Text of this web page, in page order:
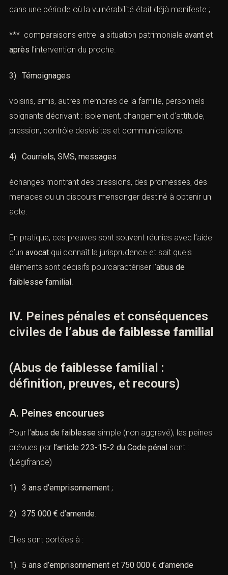
dans une période où la vulnérabilité était déjà manifeste ;
*** comparaisons entre la situation patrimoniale avant et
après l’intervention du proche.
3). Témoignages
voisins, amis, autres membres de la famille, personnels
soignants décrivant : isolement, changement d’attitude,
pression, contrôle desvisites et communications.
4). Courriels, SMS, messages
échanges montrant des pressions, des promesses, des
menaces ou un discours mensonger destiné à obtenir un
acte.
En pratique, ces preuves sont souvent réunies avec l’aide
d’un avocat qui connaît la jurisprudence et sait quels
éléments sont décisifs pourcaractériser l’abus de
faiblesse familial.
IV. Peines pénales et conséquences
civiles de l’abus de faiblesse familial
(Abus de faiblesse familial :
définition, preuves, et recours)
A. Peines encourues
Pour l’abus de faiblesse simple (non aggravé), les peines
prévues par l’article 223-15-2 du Code pénal sont :
(Légifrance)
1). 3 ans d’emprisonnement ;
2). 375 000 € d’amende.
Elles sont portées à :
1). 5 ans d’emprisonnement et 750 000 € d’amende